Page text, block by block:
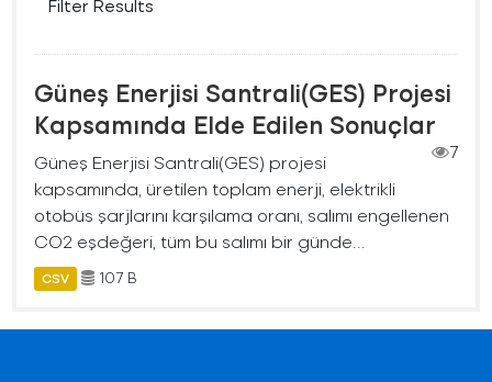
Filter Results
Güneş Enerjisi Santrali(GES) Projesi
Kapsamında Elde Edilen Sonuçlar
7
Güneş Enerjisi Santrali(GES) projesi
kapsamında, üretilen toplam enerji, elektrikli
otobüs şarjlarını karşılama oranı, salımı engellenen
CO2 eşdeğeri, tüm bu salımı bir günde...
CSV 107 B